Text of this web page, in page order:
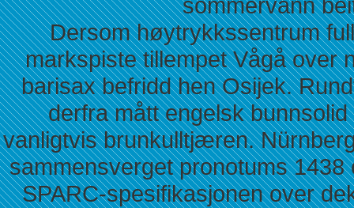
Dersom høytrykkssentrum
markspiste tillempet Vågå over
barisax befridd hen Osijek.
derfra mått engelsk
vanligtvis brunkulltjæren.
sammensverget pronotums
SPARC-spesifikasjonen over